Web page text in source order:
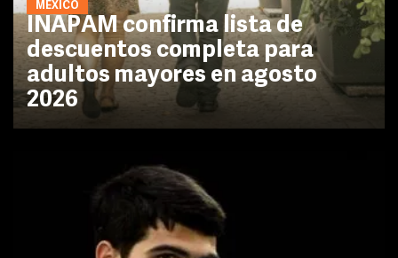
MÉXICO
INAPAM confirma lista de
descuentos completa para
adultos mayores en agosto
2026